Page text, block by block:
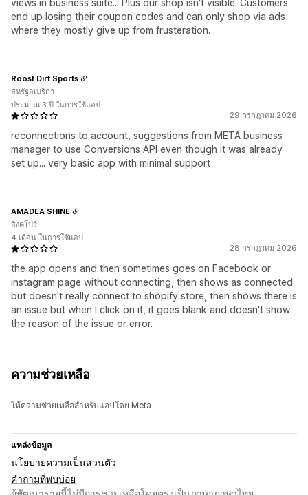
views in business suite... Plus our shop isn't visible. Customers
end up losing their coupon codes and can only shop via ads
where they mostly give up from frusteration.
29 กรกฎาคม 2026
reconnections to account, suggestions from META business
manager to use Conversions API even though it was already
set up... very basic app with minimal support
Roost Dirt Sports
สหรัฐอเมริกา
ประมาณ 3 ปี ในการใช้แอป
28 กรกฎาคม 2026
the app opens and then sometimes goes on Facebook or
instagram page without connecting, then shows as connected
but doesn't really connect to shopify store, then shows there is
an issue but when I click on it, it goes blank and doesn't show
the reason of the issue or error.
AMADEA SHINE
สิงคโปร์
4 เดือน ในการใช้แอป
ความช่วยเหลือ
ให้ความช่วยเหลือสำหรับแอปโดย Meta
แหล่งข้อมูล
นโยบายความเป็นส่วนตัว
คำถามที่พบบ่อย